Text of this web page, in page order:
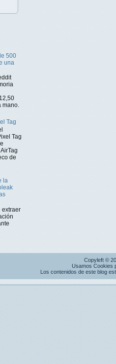
500
una
mano.
Tag
Tag
de
la
extraer
Copyleft ©
Usamos Cookies
Los contenidos de este blog